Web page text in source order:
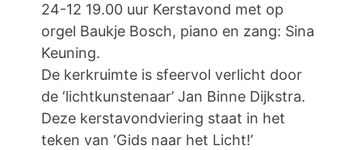
24-12 19.00 uur Kerstavond met op
orgel Baukje Bosch, piano en zang: Sina
Keuning.
De kerkruimte is sfeervol verlicht door
de ‘lichtkunstenaar’ Jan Binne Dijkstra.
Deze kerstavondviering staat in het
teken van ‘Gids naar het Licht!’